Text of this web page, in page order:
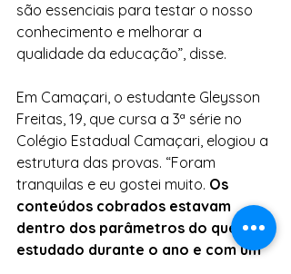
são essenciais para testar o nosso
conhecimento e melhorar a
qualidade da educação”, disse.
Em Camaçari, o estudante Gleysson
Freitas, 19, que cursa a 3ª série no
Colégio Estadual Camaçari, elogiou a
estrutura das provas. “Foram
tranquilas e eu gostei muito. Os
conteúdos cobrados estavam
dentro dos parâmetros do que foi
estudado durante o ano e com um